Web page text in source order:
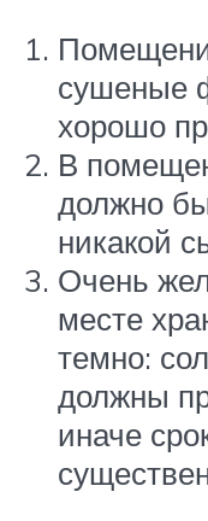
сушеные
хорошо
В
должно
никакой
Очень
месте
темно:
должны
иначе